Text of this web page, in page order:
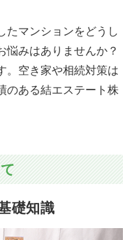
たマンションをどうし
みはありませんか？
。空き家や相続対策は
のある結エステート株
礎知識